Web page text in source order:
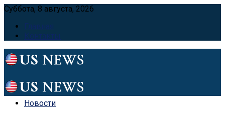
Суббота, 8 августа, 2026
Главная
Контакты
Новости